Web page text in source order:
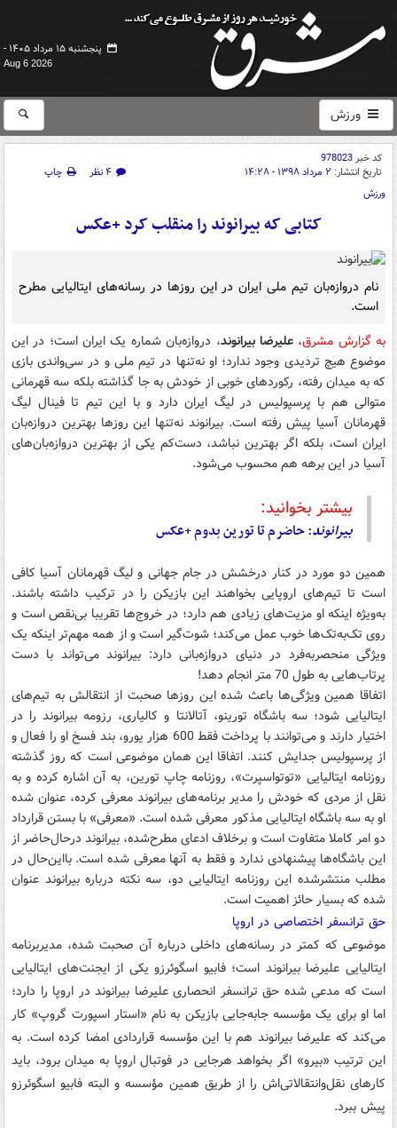
پنجشنبه ۱۵ مرداد ۱۴۰۵ -
Aug 6 2026
ورزش
کد خبر978023
تاریخ انتشار: ۲ مرداد ۱۳۹۸ - ۱۴:۲۸ ۴ نظر
چاپ
ورزش
کتابی که بیرانوند را منقلب کرد +عکس
نام دروازه‌بان تیم ملی ایران در این روزها در رسانه‌های ایتالیایی مطرح
است.
به گزارش مشرق،علیرضا بیرانوند، دروازه‌بان شماره یک ایران است؛ در این
موضوع هیچ تردیدی وجود ندارد؛ او نه‌تنها در تیم ملی و در سی‌واندی بازی
که به میدان رفته، رکوردهای خوبی از خودش به جا گذاشته بلکه سه قهرمانی
متوالی هم با پرسپولیس در لیگ ایران دارد و با این تیم تا فینال لیگ
قهرمانان آسیا پیش رفته است. بیرانوند نه‌تنها این روزها بهترین دروازه‌بان
ایران است، بلکه اگر بهترین نباشد، دست‌کم یکی از بهترین دروازه‌بان‌های
آسیا در این برهه هم محسوب می‌شود.
بیشتر بخوانید:
بیرانوند: حاضرم تا تورین بدوم +عکس
همین دو مورد در کنار درخشش در جام جهانی و لیگ قهرمانان آسیا کافی
است تا تیم‌های اروپایی بخواهند این بازیکن را در ترکیب داشته باشند.
به‌ویژه اینکه او مزیت‌های زیادی هم دارد؛ در خروج‌ها تقریبا بی‌نقص است و
روی تک‌به‌تک‌ها خوب عمل می‌کند؛ شوت‌گیر است و از همه مهم‌تر اینکه یک
ویژگی منحصربه‌فرد در دنیای دروازه‌بانی دارد: بیرانوند می‌تواند با دست
پرتاب‌هایی به طول 70 متر انجام دهد!
اتفاقا همین ویژگی‌ها باعث شده این روزها صحبت از انتقالش به تیم‌های
ایتالیایی شود؛ سه باشگاه تورینو، آتالانتا و کالیاری، رزومه بیرانوند را در
اختیار دارند و می‌توانند با پرداخت فقط 600 هزار یورو، بند فسخ او را فعال و
از پرسپولیس جدایش کنند. اتفاقا این همان موضوعی است که روز گذشته
روزنامه ایتالیایی «توتواسپرت»، روزنامه چاپ تورین، به آن اشاره کرده و به
نقل از مردی که خودش را مدیر برنامه‌های بیرانوند معرفی کرده، عنوان شده
او به سه باشگاه ایتالیایی مذکور معرفی شده است. «معرفی» با بستن قرارداد
دو امر کاملا متفاوت است و برخلاف ادعای مطرح‌شده، بیرانوند درحال‌حاضر از
این باشگاه‌ها پیشنهادی ندارد و فقط به آنها معرفی شده است. بااین‌حال در
مطلب منتشرشده این روزنامه ایتالیایی دو، سه نکته درباره بیرانوند عنوان
شده که بسیار حائز اهمیت است.
حق ترانسفر اختصاصی در اروپا
موضوعی که کمتر در رسانه‌های داخلی درباره آن صحبت شده، مدیربرنامه
ایتالیایی علیرضا بیرانوند است؛ فابیو اسگوئرزو یکی از ایجنت‌های ایتالیایی
است که مدعی شده حق ترانسفر انحصاری علیرضا بیرانوند در اروپا را دارد؛
اما او برای یک مؤسسه جابه‌جایی بازیکن به نام «استار اسپورت گروپ» کار
می‌کند که علیرضا بیرانوند هم با این مؤسسه قراردادی امضا کرده است. به
این ترتیب «بیرو» اگر بخواهد هرجایی در فوتبال اروپا به میدان برود، باید
کارهای نقل‌وانتقالاتی‌اش را از طریق همین مؤسسه و البته فابیو اسگوئرزو
پیش ببرد.